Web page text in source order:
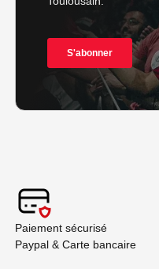
Paiement sécurisé
Paypal & Carte bancaire